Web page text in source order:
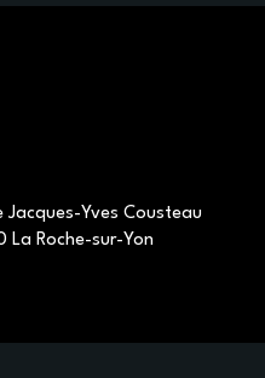
Jacques-Yves Cousteau
La Roche-sur-Yon